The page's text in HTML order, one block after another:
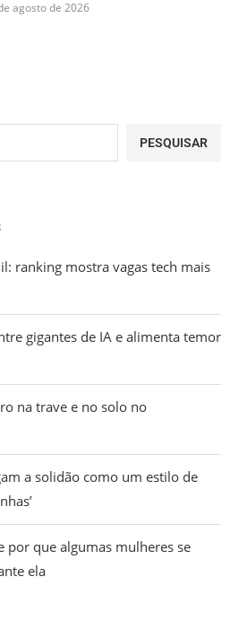
agosto de 2026
PESQUISAR
ranking mostra vagas tech mais
gigantes de IA e alimenta temor
na trave e no solo no
a solidão como um estilo de
por que algumas mulheres se
ela